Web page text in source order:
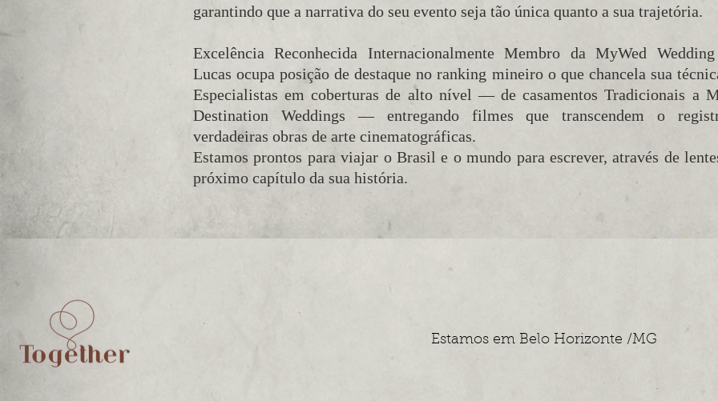
garantindo que a narrativa do seu evento seja tão única quanto a sua trajetória.
Excelência Reconhecida Internacionalmente Membro da MyWed Wedding
Lucas ocupa posição de destaque no ranking mineiro o que chancela sua
Especialistas em coberturas de alto nível — de casamentos Tradicionais a
Destination Weddings — entregando filmes que transcendem o
verdadeiras obras de arte cinematográficas.
Estamos prontos para viajar o Brasil e o mundo para escrever, através de
próximo capítulo da sua história.
Estamos em Belo Horizonte /MG